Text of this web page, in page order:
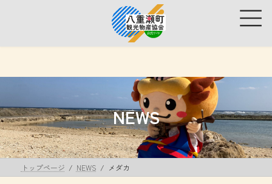
ス
プ
ン
動
NEWS
トップページ NEWS メダカ